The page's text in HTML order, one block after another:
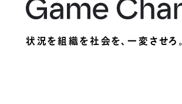
状況を組織を社会を、一変させろ。